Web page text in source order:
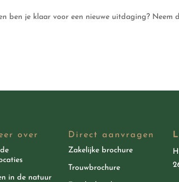
ben je klaar voor een nieuwe uitdaging?
over
in de natuur
Direct aanvragen
Zakelijke brochure
Trouwbrochure